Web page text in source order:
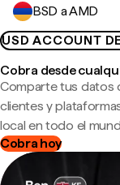
BSD a AMD
USD ACCOUNT
Cobra desde
Comparte tus datos
clientes y
local en todo el
Cobra hoy